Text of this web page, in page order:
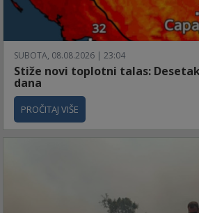
SUBOTA, 08.08.2026 | 23:04
Stiže novi toplotni talas:
dana
PROČITAJ VIŠE